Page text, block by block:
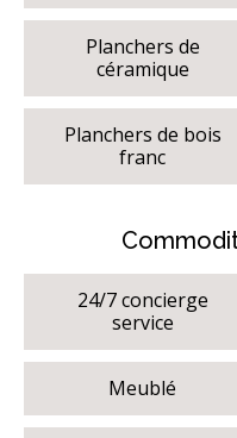
Planchers de
céramique
Planchers de bois
franc
24/7 concierge
service
Meublé